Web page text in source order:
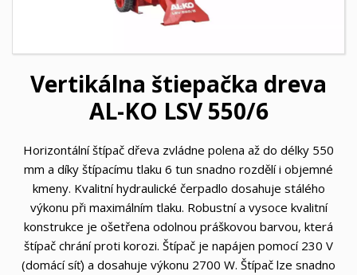
Vertikálna štiepačka dreva
AL-KO LSV 550/6
Horizontální štípač dřeva zvládne polena až do délky 550
mm a díky štípacímu tlaku 6 tun snadno rozdělí i objemné
kmeny. Kvalitní hydraulické čerpadlo dosahuje stálého
výkonu při maximálním tlaku. Robustní a vysoce kvalitní
konstrukce je ošetřena odolnou práškovou barvou, která
štípač chrání proti korozi. Štípač je napájen pomocí 230 V
(domácí síť) a dosahuje výkonu 2700 W. Štípač lze snadno